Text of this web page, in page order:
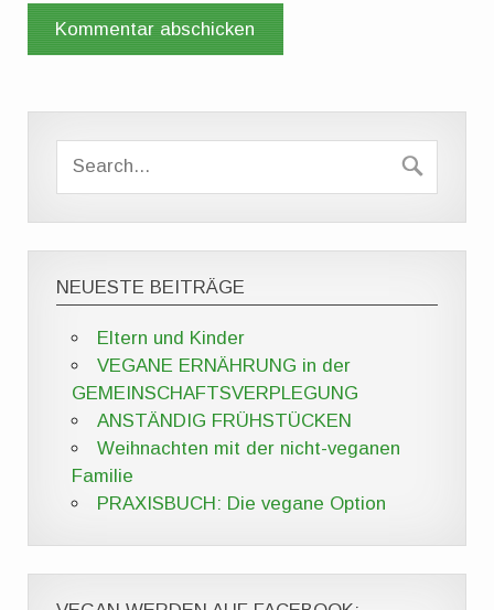
NEUESTE BEITRÄGE
Eltern und Kinder
VEGANE ERNÄHRUNG in der
GEMEINSCHAFTSVERPLEGUNG
ANSTÄNDIG FRÜHSTÜCKEN
Weihnachten mit der nicht-veganen
Familie
PRAXISBUCH: Die vegane Option